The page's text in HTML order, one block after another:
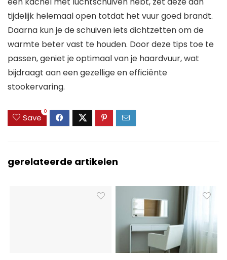
tijdelijk helemaal open totdat het vuur goed brandt.
Daarna kun je de schuiven iets dichtzetten om de
warmte beter vast te houden. Door deze tips toe te
passen, geniet je optimaal van je haardvuur, wat
bijdraagt aan een gezellige en efficiënte
stookervaring.
Save
0
gerelateerde artikelen